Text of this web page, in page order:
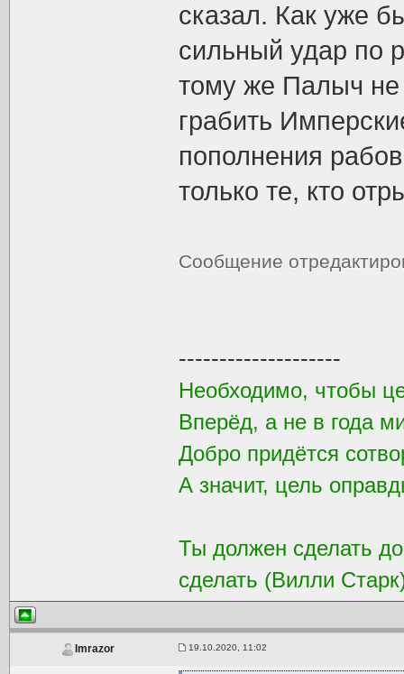
сказал. Как уже
сильный удар по
тому же Палыч не
грабить
пополнения
только те, кто
Сообщение
--------------------
Необходимо, чтобы
Вперёд, а не в года
Добро придётся
А значит, цель
Ты должен сделать
сделать (Вилли
Imrazor 19.10.2020, 11:02